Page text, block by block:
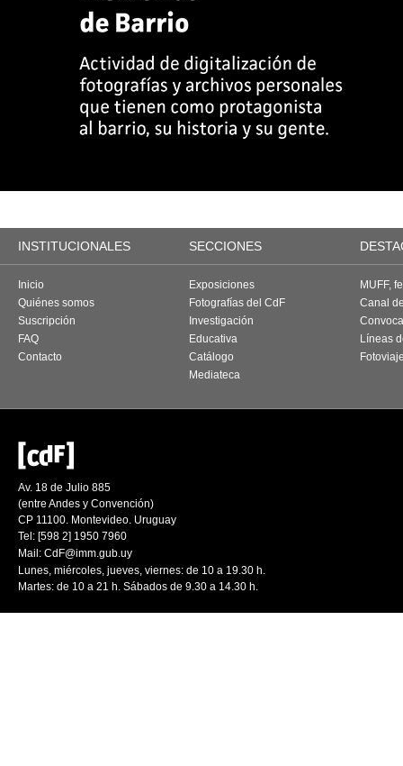
INSTITUCIONALES SECCIONES
Inicio
Quiénes somos
Suscripción
FAQ
Contacto
Exposiciones
Fotografías del CdF
Investigación
Educativa
Catálogo
Mediateca
MUFF,
Canal
Líneas
Av. 18 de Julio 885
(entre Andes y Convención)
CP 11100. Montevideo. Uruguay
Tel: [598 2] 1950 7960
Mail: CdF@imm.gub.uy
Lunes, miércoles, jueves, viernes: de 10 a 19.30 h.
Martes: de 10 a 21 h. Sábados de 9.30 a 14.30 h.